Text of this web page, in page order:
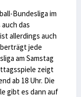
Bundesliga im
das
allerdings auch
jede
am Samstag
zeigt
ab 18 Uhr. Die
gibt es dann auf